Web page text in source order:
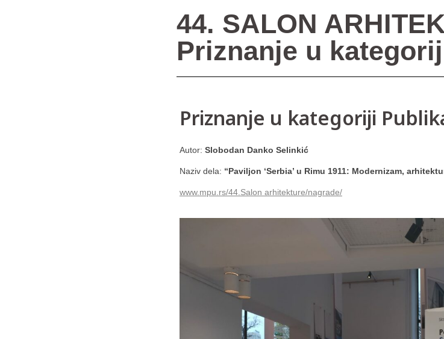
44. SALON
Priznanje u
Priznanje u kategoriji
Autor: Slobodan Danko Selinkić
Naziv dela: “Paviljon ‘Serbia’ u Rimu 1911: Modernizam,
www.mpu.rs/44.Salon arhitekture/nagrade/